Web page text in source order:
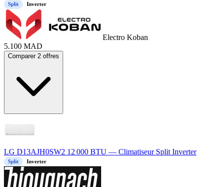
Split Inverter
Electro Koban
5.100 MAD
Comparer 2 offres
LG D13AJH0SW2 12 000 BTU — Climatiseur Split Inverter
Split Inverter